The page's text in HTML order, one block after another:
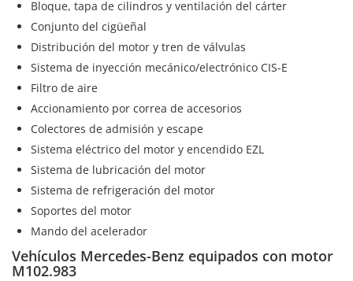
Bloque, tapa de cilindros y ventilación del cárter
Conjunto del cigüeñal
Distribución del motor y tren de válvulas
Sistema de inyección mecánico/electrónico CIS-E
Filtro de aire
Accionamiento por correa de accesorios
Colectores de admisión y escape
Sistema eléctrico del motor y encendido EZL
Sistema de lubricación del motor
Sistema de refrigeración del motor
Soportes del motor
Mando del acelerador
Vehículos Mercedes-Benz equipados con motor
M102.983